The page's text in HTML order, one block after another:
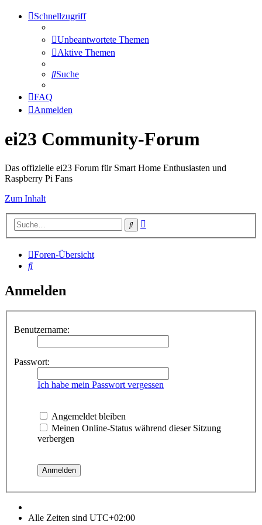
Schnellzugriff
Unbeantwortete Themen
Aktive Themen
Suche
FAQ
Anmelden
ei23 Community-Forum
Das offizielle ei23 Forum für Smart Home Enthusiasten und
Raspberry Pi Fans
Zum Inhalt
Suche
Foren-Übersicht
Suche
Anmelden
Benutzername:
Passwort:
Ich habe mein Passwort vergessen
Angemeldet bleiben
Meinen Online-Status während dieser Sitzung
verbergen
Alle Zeiten sind UTC+02:00